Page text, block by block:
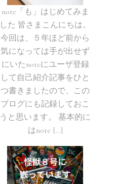
note「も」はじめてみま
した 皆さまこんにちは。
今回は、５年ほど前から
気になっては手が出せず
にいたnoteにユーザ登録
して自己紹介記事をひと
つ書きましたので、この
ブログにも記録しておこ
うと思います。 基本的に
はnote […]